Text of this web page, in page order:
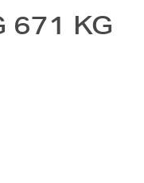
671 KG